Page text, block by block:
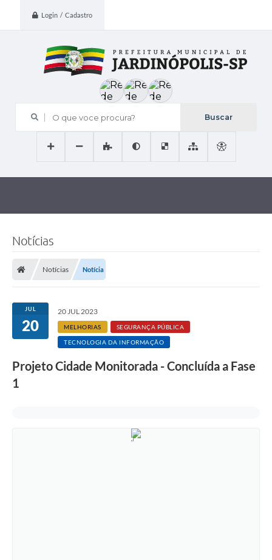
Login / Cadastro
O que voce procura?
Notícias
Notícias Notícia
JUL
20
20 JUL 2023
MELHORIAS SEGURANÇA PÚBLICA
TECNOLOGIA DA INFORMAÇÃO
Projeto Cidade Monitorada - Concluída a Fase
1